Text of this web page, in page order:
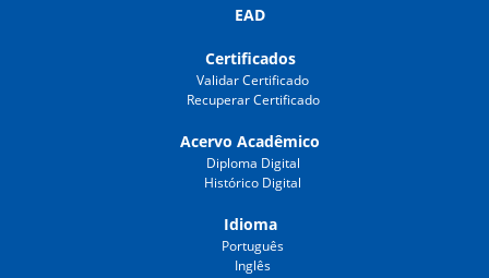
EAD
Certificados
Validar Certificado
Recuperar Certificado
Acervo Acadêmico
Diploma Digital
Histórico Digital
Idioma
Português
Inglês